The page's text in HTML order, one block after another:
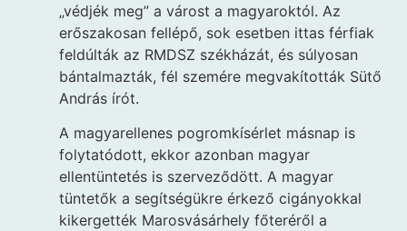
„védjék meg” a várost a magyaroktól. Az
erőszakosan fellépő, sok esetben ittas férfiak
feldúlták az RMDSZ székházát, és súlyosan
bántalmazták, fél szemére megvakították Sütő
András írót.
A magyarellenes pogromkísérlet másnap is
folytatódott, ekkor azonban magyar
ellentüntetés is szerveződött. A magyar
tüntetők a segítségükre érkező cigányokkal
kikergették Marosvásárhely főteréről a